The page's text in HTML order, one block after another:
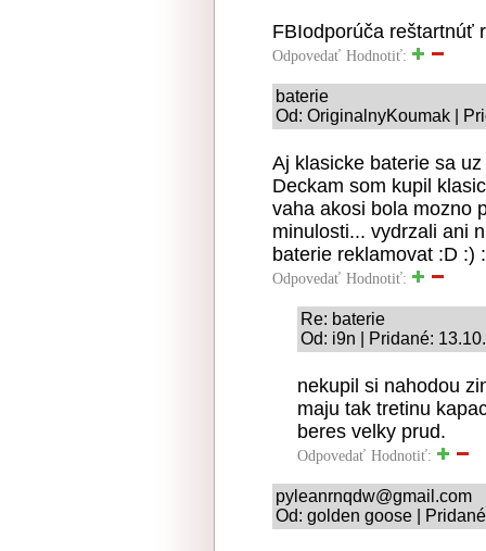
FBIodporúča reštartnúť
Odpovedať Hodnotiť:
baterie
Od: OriginalnyKoumak |
Aj klasicke baterie sa
Deckam som kupil
vaha akosi bola mozno
minulosti... vydrzali ani
baterie reklamovat :D :)
Odpovedať Hodnotiť:
Re: baterie
Od: i9n | Pridané:
nekupil si nahodou
maju tak tretinu
beres velky prud.
Odpovedať Hodnotiť:
pyleanrnqdw@gmail.com
Od: golden goose |